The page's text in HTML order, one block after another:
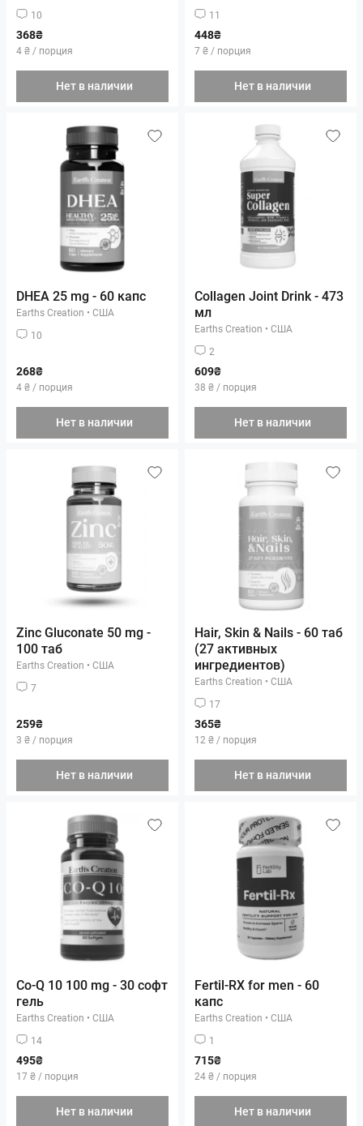
10
368₴
4 ₴ / порция
Нет в наличии
11
448₴
7 ₴ / порция
Нет в наличии
DHEA 25 mg - 60 капс
Earths Creation • США
10
268₴
4 ₴ / порция
Нет в наличии
Collagen Joint Drink - 473
мл
Earths Creation • США
2
609₴
38 ₴ / порция
Нет в наличии
Zinc Gluconate 50 mg -
100 таб
Earths Creation • США
7
259₴
3 ₴ / порция
Нет в наличии
Hair, Skin & Nails - 60 таб
(27 активных
ингредиентов)
Earths Creation • США
17
365₴
12 ₴ / порция
Нет в наличии
Co-Q 10 100 mg - 30 софт
гель
Earths Creation • США
14
495₴
17 ₴ / порция
Нет в наличии
Fertil-RX for men - 60
капс
Earths Creation • США
1
715₴
24 ₴ / порция
Нет в наличии